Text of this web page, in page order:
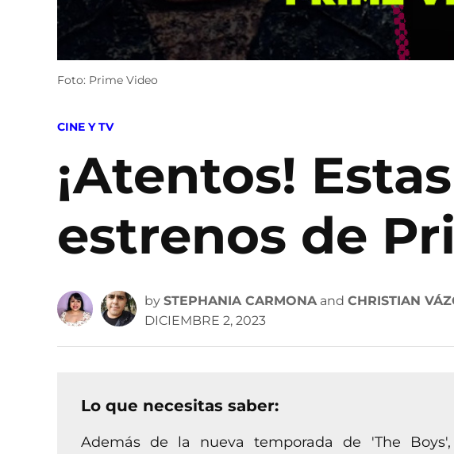
Foto: Prime Video
POSTED
CINE Y TV
¡Atentos!
estrenos de
by STEPHANIA CARMONA and CHRISTIAN
DICIEMBRE 2, 2023
Lo que necesitas saber:
Además de la nueva temporada de 'The